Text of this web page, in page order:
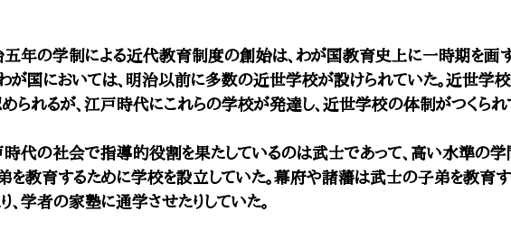
年の学制による近代教育制度の創始は、わが国教育史上に一時期を画す
が国においては、明治以前に多数の近世学校が設けられていた。近世学
られるが、江戸時代にこれらの学校が発達し、近世学校の体制がつくられ
代の社会で指導的役割を果たしているのは武士であって、高い水準の学
を教育するために学校を設立していた。幕府や諸藩は武士の子弟を教育
、学者の家塾に通学させたりしていた。